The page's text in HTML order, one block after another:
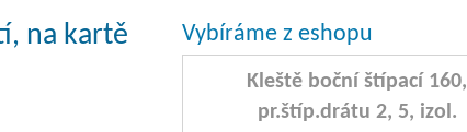
na kartě Vybíráme z eshopu
Kleště boční štípací 160,
pr.štíp.drátu 2, 5, izol.